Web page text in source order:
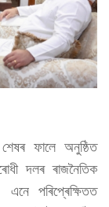
ফালে অনুষ্ঠিত
দলৰ ৰাজনৈতিক
পৰিপ্ৰেক্ষিতত